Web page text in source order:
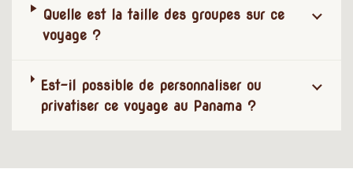
Quelle est la taille des groupes sur ce
voyage ?
Est-il possible de personnaliser ou
privatiser ce voyage au Panama ?